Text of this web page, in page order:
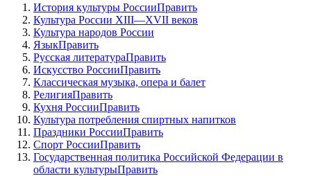
История культуры РоссииПравить
Культура России XIII—XVII веков
Культура народов России
ЯзыкПравить
Русская литератураПравить
Искусство РоссииПравить
Классическая музыка, опера и балет
РелигияПравить
Кухня РоссииПравить
Культура потребления спиртных напитков
Праздники РоссииПравить
Спорт РоссииПравить
Государственная политика Российской Федерации в
области культурыПравить